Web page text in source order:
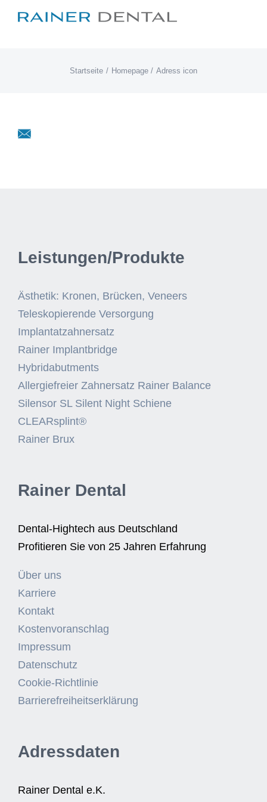
Startseite Homepage Adress icon
Leistungen/Produkte
Ästhetik: Kronen, Brücken, Veneers
Teleskopierende Versorgung
Implantatzahnersatz
Rainer Implantbridge
Hybridabutments
Allergiefreier Zahnersatz Rainer Balance
Silensor SL Silent Night Schiene
CLEARsplint®
Rainer Brux
Rainer Dental
Dental-Hightech aus Deutschland
Profitieren Sie von 25 Jahren Erfahrung
Über uns
Karriere
Kontakt
Kostenvoranschlag
Impressum
Datenschutz
Cookie-Richtlinie
Barrierefreiheitserklärung
Adressdaten
Rainer Dental e.K.